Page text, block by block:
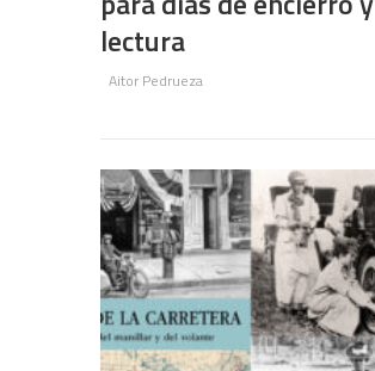
lectura
Aitor Pedrueza